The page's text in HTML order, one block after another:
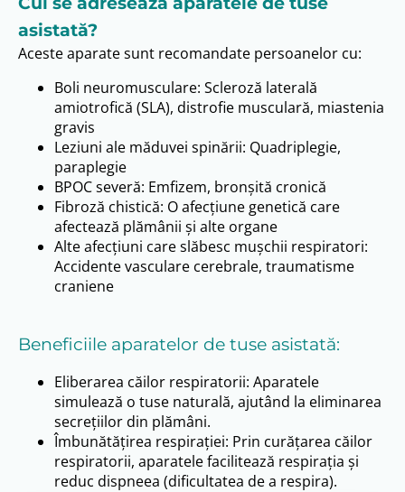
IP21
Tensiune de intrare (V)
220
Timp de creștere
Ajustabil de la 1 la 4
Timp de pauză
De la 0,5 la 10 sec.
Timp de terapie
Ajustabil
De la 0,5 la 5 sec.
Timp terapeutic mod EFA
Ajustabil de la 0 la 30 minute
Timp terapeutic p. continuă
Ajustabil de la 0 la 30 minute
asistată?
Aceste aparate sunt recomandate persoanelor cu:
Boli neuromusculare: Scleroză laterală
amiotrofică (SLA), distrofie musculară, miastenia
gravis
Leziuni ale măduvei spinării: Quadriplegie,
paraplegie
BPOC severă: Emfizem, bronșită cronică
Fibroză chistică: O afecțiune genetică care
afectează plămânii și alte organe
Alte afecțiuni care slăbesc mușchii respiratori:
Accidente vasculare cerebrale, traumatisme
craniene
Beneficiile aparatelor de tuse asistată:
Eliberarea căilor respiratorii: Aparatele
simulează o tuse naturală, ajutând la eliminarea
secrețiilor din plămâni.
Îmbunătățirea respirației: Prin curățarea căilor
respiratorii, aparatele facilitează respirația și
reduc dispneea (dificultatea de a respira).